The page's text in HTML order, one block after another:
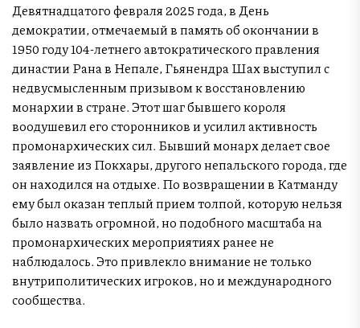
Девятнадцатого февраля 2025 года, в День
демократии, отмечаемый в память об окончании в
1950 году 104-летнего автократического правления
династии Рана в Непале, Гьянендра Шах выступил с
недвусмысленным призывом к восстановлению
монархии в стране. Этот шаг бывшего короля
воодушевил его сторонников и усилил активность
промонархических сил. Бывший монарх делает свое
заявление из Покхары, другого непальского города, где
он находился на отдыхе. По возвращении в Катманду
ему был оказан теплый прием толпой, которую нельзя
было назвать огромной, но подобного масштаба на
промонархических мероприятиях ранее не
наблюдалось. Это привлекло внимание не только
внутриполитических игроков, но и международного
сообщества.